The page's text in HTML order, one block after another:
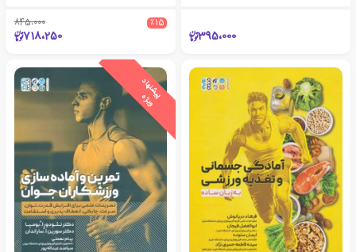
395،000
٪15 845،000
718،250
پ
ی
ش
ن
ه
ا
د
و
ی
ژ
ه